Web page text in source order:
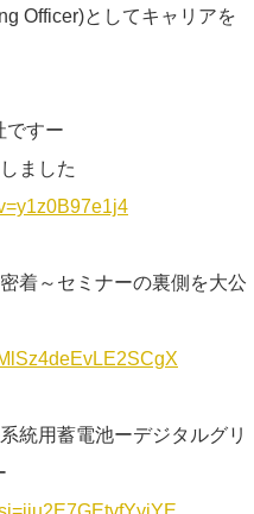
Officer)としてキャリアを
ですー
ました
着～セミナーの裏側を大公
統用蓄電池ーデジタルグリ